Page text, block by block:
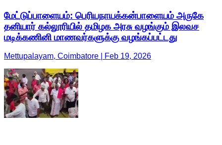
மேட்டுப்பாளையம்: பெரியநாயக்கன்பாளையம் அருகே
தனியார் கல்லூரியில் தமிழக அரசு வழங்கும் இலவச
மடிக்கணினி மாணவர்களுக்கு வழங்கப்பட்டது
Mettupalayam, Coimbatore | Feb 19, 2026